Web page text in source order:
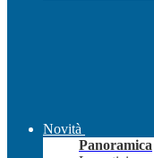
Novità
Panoramica